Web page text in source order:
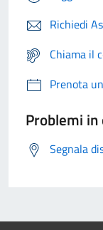
Richiedi
Chiama il
Prenota
Problemi
Segnala